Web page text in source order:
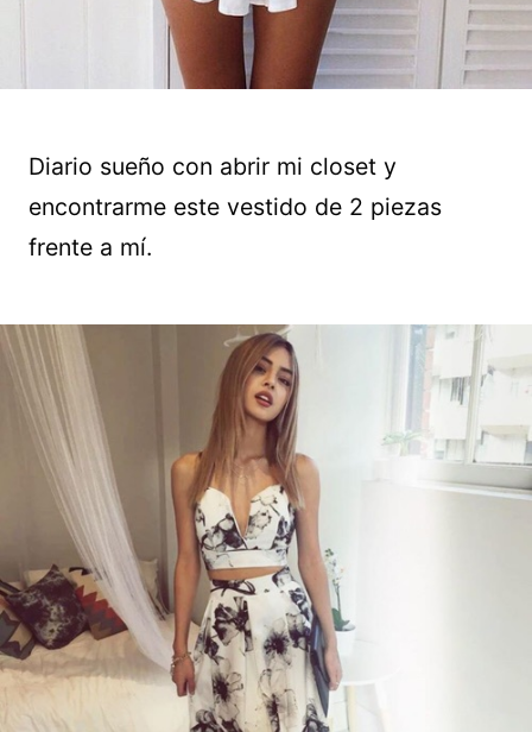
Diario sueño con abrir mi closet y
encontrarme este vestido de 2 piezas
frente a mí.
Guardar